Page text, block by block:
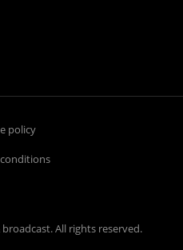
broadcast. All rights reserved.
policy